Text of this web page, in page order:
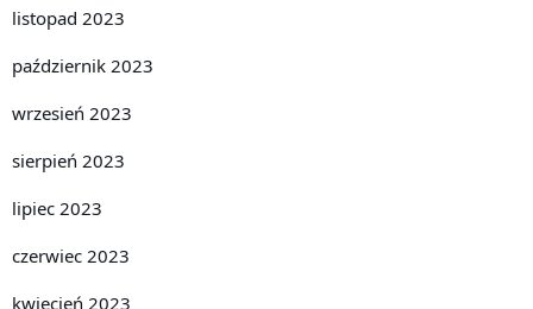
listopad 2023
październik 2023
wrzesień 2023
sierpień 2023
lipiec 2023
czerwiec 2023
kwiecień 2023